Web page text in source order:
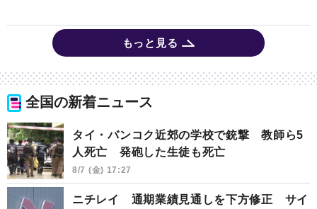
もっと見る
全国の新着ニュース
タイ・バンコク近郊の学校で銃撃 教師ら5
人死亡 発砲した生徒も死亡
8/7 (金) 17:27
ニチレイ 通期業績見通しを下方修正 サイ